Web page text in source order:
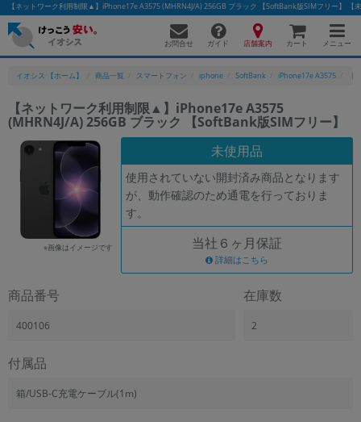
【ネットワーク利用制限▲】iPhone17e A3575 (MHRN4J/A) 256GB ブラック 【SoftBank版SIMフリー】
お問合せ ガイド 店舗案内 カート メニュー
イオシス 【ホーム】 商品一覧 スマートフォン iphone SoftBank iPhone17e A3575
【ネットワーク利用制限▲】iPhone17e A3575
(MHRN4J/A) 256GB ブラック 【SoftBank版SIMフリー】
※画像はイメージです
未使用品
使用されていない開封済み商品となります
が、動作確認のため通電を行っておりま
す。
当社６ヶ月保証
詳細はこちら
商品番号
400106
在庫数
2
付属品
箱/USB-C充電ケーブル(1m)
かんたんパソコン検索に切り替える
フリーワード
除外ワード
人気の検索ワード： Let's note
商品ジャンルの絞り込み
「スマートフォン」「タブレット」など
「iPhone」「Xperia」「Galaxy」など
メーカー